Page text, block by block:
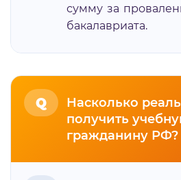
сумму за
бакалавриата.
Q
Насколько
получить
гражданину РФ?